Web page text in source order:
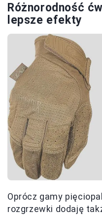
Różnorodność
lepsze efekty
Oprócz gamy
rozgrzewki dodaję